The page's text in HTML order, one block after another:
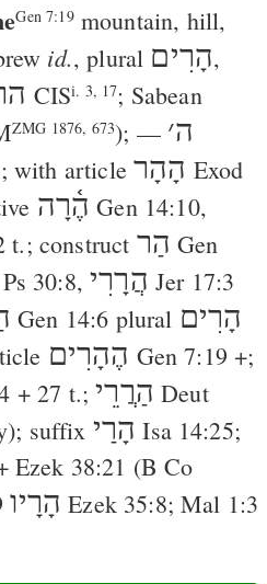
Gen 7:19 mountain, hill,
id., plural הָרִים,
CISi. 3, 17; Sabean
ZMG 1876, 673); — ׳ה
with articleהָהָר Exod
הֶ֫רָה Gen 14:10,
t.; construct הַר Gen
Ps 30:8,הֲרָרִי Jer 17:3
Gen 14:6 plural הָרִים
הֶהָרִים Gen 7:19 +;
+ 27 t.;הַרֲרֵי Deut
suffix הָרַי Isa 14:25;
Ezek 38:21 (B Co
הָרָיו Ezek 35:8;Mal 1:3